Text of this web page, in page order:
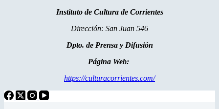
Instituto de Cultura de Corrientes
Dirección: San Juan 546
Dpto. de Prensa y Difusión
Página Web:
https://culturacorrientes.com/